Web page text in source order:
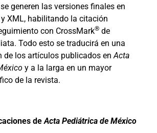
generen las versiones finales en
XML, habilitando la citación
con CrossMark® de
Todo esto se traducirá en una
de los artículos publicados enActa
y a la larga en un mayor
de la revista.
deActa Pediátrica de México